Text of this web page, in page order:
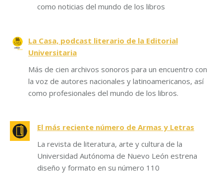
como noticias del mundo de los libros
La Casa, podcast literario de la Editorial
Universitaria
Más de cien archivos sonoros para un encuentro con
la voz de autores nacionales y latinoamericanos, así
como profesionales del mundo de los libros.
El más reciente número de Armas y Letras
La revista de literatura, arte y cultura de la
Universidad Autónoma de Nuevo León estrena
diseño y formato en su número 110